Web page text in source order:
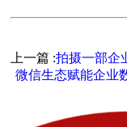
上一篇 :拍摄一部企
微信生态赋能企业